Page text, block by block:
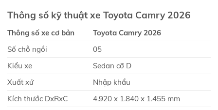
Thông số kỹ thuật xe Toyota Camry 2026
Thông số xe cơ bản
Toyota Camry 2026
Số chỗ ngồi
05
Kiểu xe
Sedan cỡ D
Xuất xứ
Nhập khẩu
Kích thước DxRxC
4.920 x 1.840 x 1.455 mm